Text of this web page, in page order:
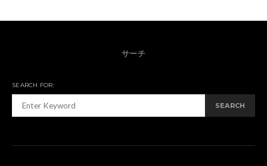
サーチ
SEARCH FOR:
SEARCH